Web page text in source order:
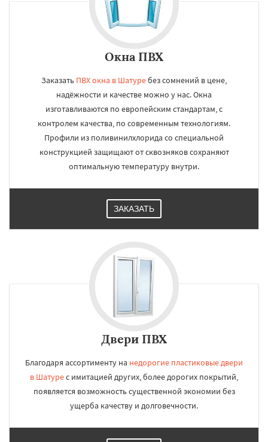
Окна ПВХ
Заказать ПВХ окна в Шатуребез сомнений в цене,
надёжности и качестве можно у нас. Окна
изготавливаются по европейским стандартам, с
контролем качества, по современным технологиям.
Профили из поливинилхлорида со специальной
конструкцией защищают от сквозняков сохраняют
оптимальную температуру внутри.
ЗАКАЗАТЬ
Двери ПВХ
Благодаря ассортименту на недорогие пластиковые двери
в Шатурес имитацией других, более дорогих покрытий,
появляется возможность существенной экономии без
ущерба качеству и долговечности.